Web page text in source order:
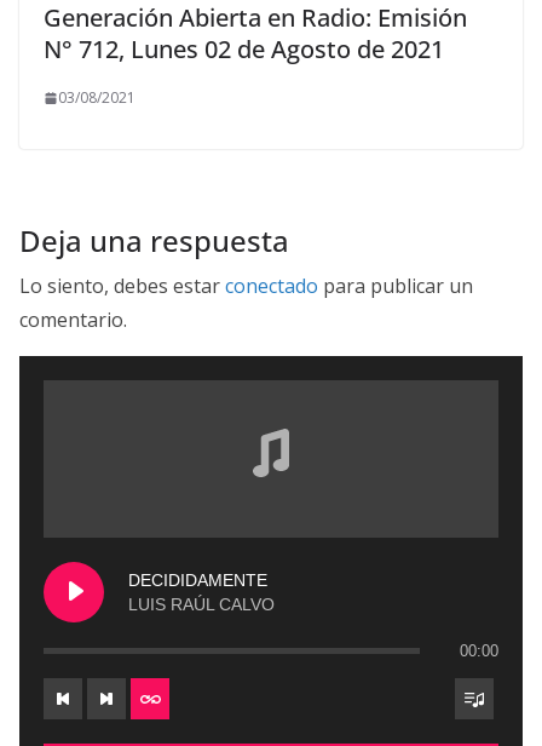
Generación Abierta en Radio: Emisión
N° 712, Lunes 02 de Agosto de 2021
03/08/2021
Deja una respuesta
Lo siento, debes estarconectado para publicar un
comentario.
DECIDIDAMENTE
LUIS RAÚL CALVO
00:00